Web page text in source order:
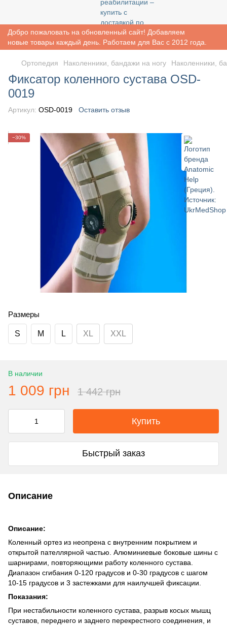
Добро пожаловать на обновленный сайт! Добавляем
новые товары каждый день. Работаем для Вас с 2012 года.
Ортопедия Наколенники, бандажи на ногу Наколенники,
Фиксатор коленного сустава OSD-
0019
Артикул: OSD-0019 Оставить отзыв
−30%
Размеры
S M L XL XXL
В наличии
1 009 грн 1 442 грн
Купить
Быстрый заказ
Описание
Описание:
Коленный ортез из неопрена с внутренним покрытием и
открытой пателлярной частью. Алюминиевые боковые шины с
шарнирами, повторяющими работу коленного сустава.
Диапазон сгибания 0-120 градусов и 0-30 градусов с шагом
10-15 градусов и 3 застежками для наилучшей фиксации.
Показания:
При нестабильности коленного сустава, разрыв косых мышц
суставов, переднего и заднего перекрестного соединения, и